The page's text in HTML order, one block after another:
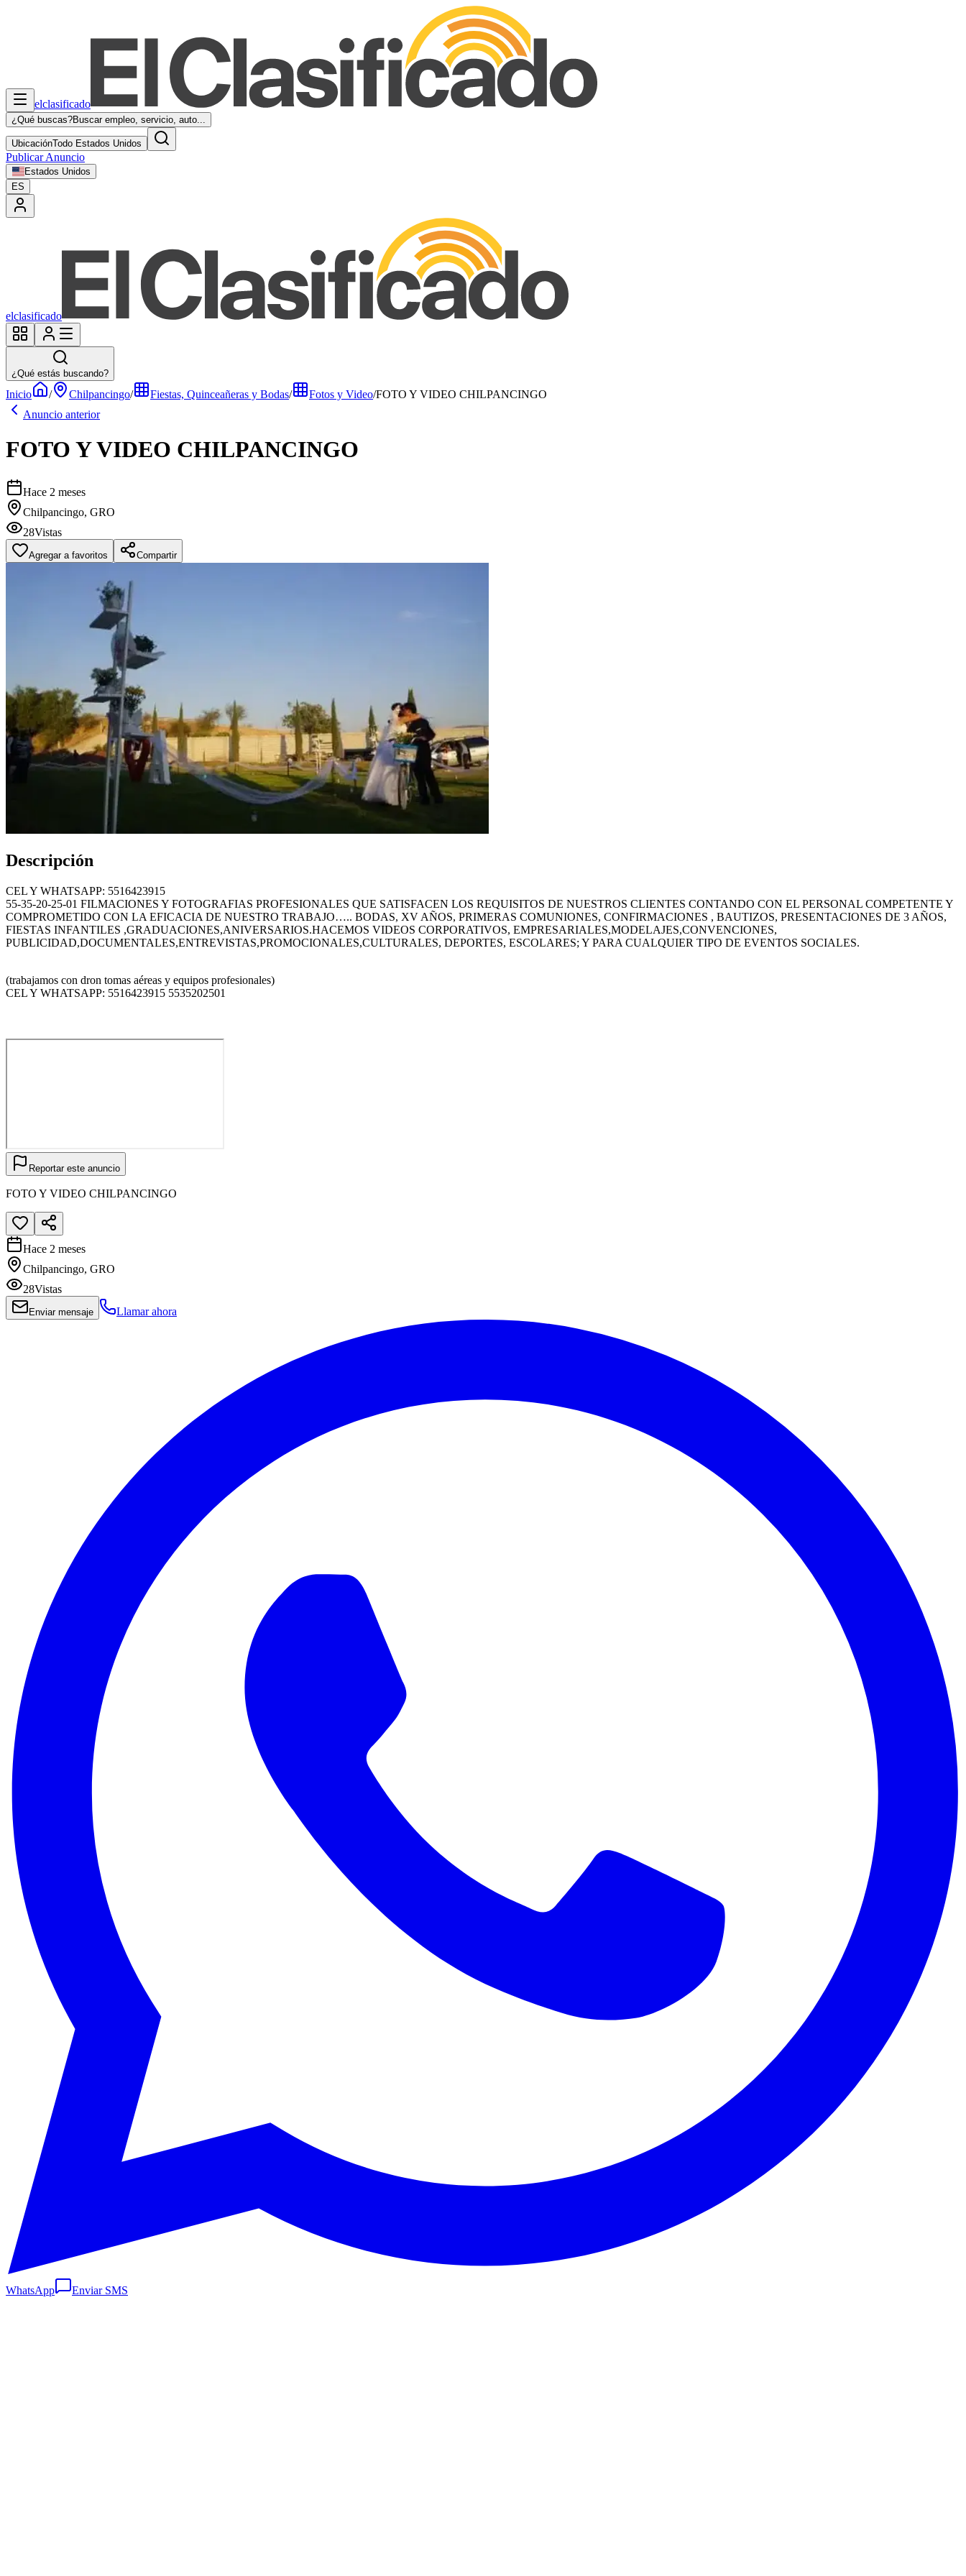
elclasificado
¿Qué buscas?Buscar empleo, servicio, auto...
UbicaciónTodo Estados Unidos
Publicar Anuncio
Estados Unidos
ES
elclasificado
¿Qué estás buscando?
Inicio / Chilpancingo/ Fiestas, Quinceañeras y Bodas/ Fotos y Video/FOTO Y VIDEO CHILPANCINGO
Anuncio anterior
FOTO Y VIDEO CHILPANCINGO
Hace 2 meses
Chilpancingo, GRO
28Vistas
Agregar a favoritos Compartir
Descripción
CEL Y WHATSAPP: 5516423915
55-35-20-25-01 FILMACIONES Y FOTOGRAFIAS PROFESIONALES QUE SATISFACEN LOS REQUISITOS DE NUESTROS CLIENTES CONTANDO CON EL PERSONAL COMPETENTE Y
COMPROMETIDO CON LA EFICACIA DE NUESTRO TRABAJO….. BODAS, XV AÑOS, PRIMERAS COMUNIONES, CONFIRMACIONES , BAUTIZOS, PRESENTACIONES DE 3 AÑOS,
FIESTAS INFANTILES ,GRADUACIONES,ANIVERSARIOS.HACEMOS VIDEOS CORPORATIVOS, EMPRESARIALES,MODELAJES,CONVENCIONES,
PUBLICIDAD,DOCUMENTALES,ENTREVISTAS,PROMOCIONALES,CULTURALES, DEPORTES, ESCOLARES; Y PARA CUALQUIER TIPO DE EVENTOS SOCIALES.
(trabajamos con dron tomas aéreas y equipos profesionales)
CEL Y WHATSAPP: 5516423915 5535202501
Reportar este anuncio
FOTO Y VIDEO CHILPANCINGO
Hace 2 meses
Chilpancingo, GRO
28Vistas
Enviar mensaje Llamar ahora
WhatsApp Enviar SMS